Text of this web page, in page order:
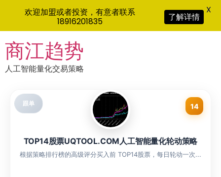
to
content
商江趋势
人工智能量化交易策略
跟单 14
TOP14股票UQTOOL.COM人工智能量化轮动策略
根据策略排行榜的高级评分买入前 TOP14股票，每日轮动一次...
欢迎加盟或者投资，有意者联系
18916201835
了解详情
X